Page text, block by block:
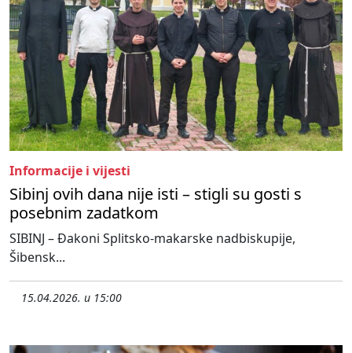
Informacije i vijesti
Sibinj ovih dana nije isti – stigli su gosti s
posebnim zadatkom
SIBINJ – Đakoni Splitsko-makarske nadbiskupije,
Šibensk...
15.04.2026. u 15:00